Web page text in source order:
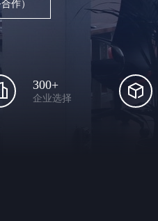
作）
300+
企业选择